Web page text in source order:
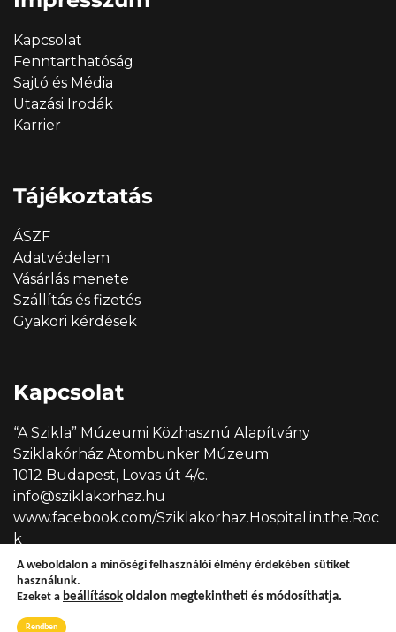
Kapcsolat
Fenntarthatóság
Sajtó és Média
Utazási Irodák
Karrier
Tájékoztatás
ÁSZF
Adatvédelem
Vásárlás menete
Szállítás és fizetés
Gyakori kérdések
Kapcsolat
“A Szikla” Múzeumi Közhasznú Alapítvány
Sziklakórház Atombunker Múzeum
1012 Budapest, Lovas út 4/c.
info@sziklakorhaz.hu
www.facebook.com/Sziklakorhaz.Hospital.in.the.Roc
k
A weboldalon a minőségi felhasználói élmény érdekében sütiket
használunk.
Ezeket a beállítások oldalon megtekintheti és módosíthatja.
Rendben